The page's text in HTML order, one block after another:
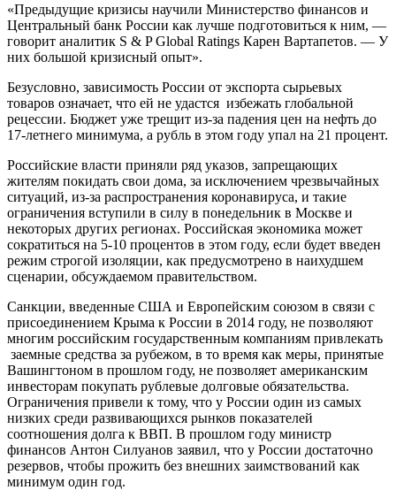
«Предыдущие кризисы научили Министерство финансов и
Центральный банк России как лучше подготовиться к ним, —
говорит аналитик S & P Global Ratings Карен Вартапетов. — У
них большой кризисный опыт».
Безусловно, зависимость России от экспорта сырьевых
товаров означает, что ей не удастся избежать глобальной
рецессии. Бюджет уже трещит из-за падения цен на нефть до
17-летнего минимума, а рубль в этом году упал на 21 процент.
Российские власти приняли ряд указов, запрещающих
жителям покидать свои дома, за исключением чрезвычайных
ситуаций, из-за распространения коронавируса, и такие
ограничения вступили в силу в понедельник в Москве и
некоторых других регионах. Российская экономика может
сократиться на 5-10 процентов в этом году, если будет введен
режим строгой изоляции, как предусмотрено в наихудшем
сценарии, обсуждаемом правительством.
Санкции, введенные США и Европейским союзом в связи с
присоединением Крыма к России в 2014 году, не позволяют
многим российским государственным компаниям привлекать
заемные средства за рубежом, в то время как меры, принятые
Вашингтоном в прошлом году, не позволяет американским
инвесторам покупать рублевые долговые обязательства.
Ограничения привели к тому, что у России один из самых
низких среди развивающихся рынков показателей
соотношения долга к ВВП. В прошлом году министр
финансов Антон Силуанов заявил, что у России достаточно
резервов, чтобы прожить без внешних заимствований как
минимум один год.